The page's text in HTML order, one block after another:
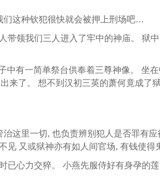
们这种钦犯很快就会被押上刑场吧…
带领我们三人进入了牢中的神庙。 狱
中有一简单祭台供奉着三尊神像。 坐
来了。 想不到汉初三英的萧何竟成了
这里一切, 也负责辨别犯人是否罪有
见 又或狱神亦有如人间官场, 有钱使得
已心力交猝。 小燕先服侍好有身孕的